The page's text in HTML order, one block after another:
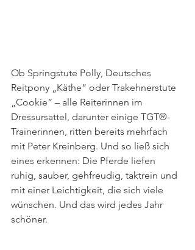
Ob Springstute Polly, Deutsches
Reitpony „Käthe“ oder Trakehnerstute
„Cookie“ – alle Reiterinnen im
Dressursattel, darunter einige TGT®-
Trainerinnen, ritten bereits mehrfach
mit Peter Kreinberg. Und so ließ sich
eines erkennen: Die Pferde liefen
ruhig, sauber, gehfreudig, taktrein und
mit einer Leichtigkeit, die sich viele
wünschen. Und das wird jedes Jahr
schöner.